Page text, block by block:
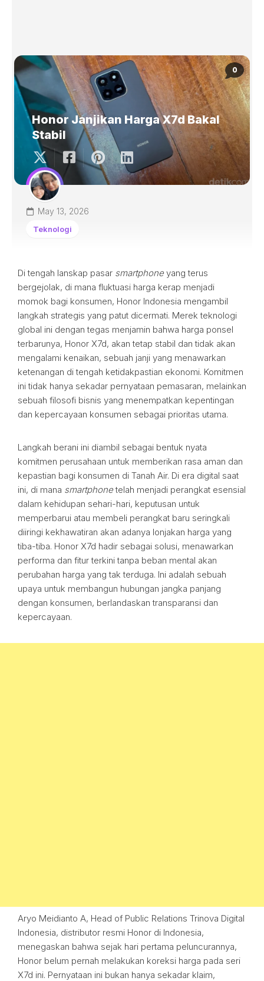
0
Honor Janjikan Harga X7d Bakal
Stabil
May 13, 2026
Teknologi
Di tengah lanskap pasar smartphoneyang terus
bergejolak, di mana fluktuasi harga kerap menjadi
momok bagi konsumen, Honor Indonesia mengambil
langkah strategis yang patut dicermati. Merek teknologi
global ini dengan tegas menjamin bahwa harga ponsel
terbarunya, Honor X7d, akan tetap stabil dan tidak akan
mengalami kenaikan, sebuah janji yang menawarkan
ketenangan di tengah ketidakpastian ekonomi. Komitmen
ini tidak hanya sekadar pernyataan pemasaran, melainkan
sebuah filosofi bisnis yang menempatkan kepentingan
dan kepercayaan konsumen sebagai prioritas utama.
Langkah berani ini diambil sebagai bentuk nyata
komitmen perusahaan untuk memberikan rasa aman dan
kepastian bagi konsumen di Tanah Air. Di era digital saat
ini, di mana smartphonetelah menjadi perangkat esensial
dalam kehidupan sehari-hari, keputusan untuk
memperbarui atau membeli perangkat baru seringkali
diiringi kekhawatiran akan adanya lonjakan harga yang
tiba-tiba. Honor X7d hadir sebagai solusi, menawarkan
performa dan fitur terkini tanpa beban mental akan
perubahan harga yang tak terduga. Ini adalah sebuah
upaya untuk membangun hubungan jangka panjang
dengan konsumen, berlandaskan transparansi dan
kepercayaan.
Aryo Meidianto A, Head of Public Relations Trinova Digital
Indonesia, distributor resmi Honor di Indonesia,
menegaskan bahwa sejak hari pertama peluncurannya,
Honor belum pernah melakukan koreksi harga pada seri
X7d ini. Pernyataan ini bukan hanya sekadar klaim,